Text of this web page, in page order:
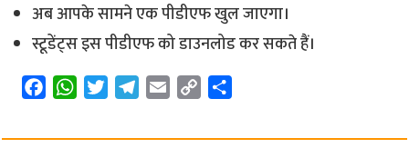
अब आपके सामने एक पीडीएफ खुल जाएगा।
स्टूडेंट्स इस पीडीएफ को डाउनलोड कर सकते हैं।
c
W
a
i
l
a
p
a